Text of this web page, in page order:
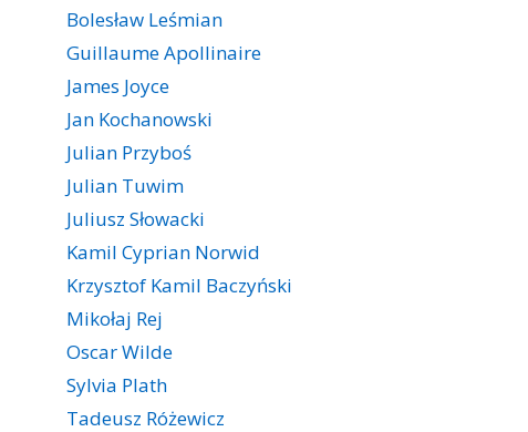
Bolesław Leśmian
Guillaume Apollinaire
James Joyce
Jan Kochanowski
Julian Przyboś
Julian Tuwim
Juliusz Słowacki
Kamil Cyprian Norwid
Krzysztof Kamil Baczyński
Mikołaj Rej
Oscar Wilde
Sylvia Plath
Tadeusz Różewicz